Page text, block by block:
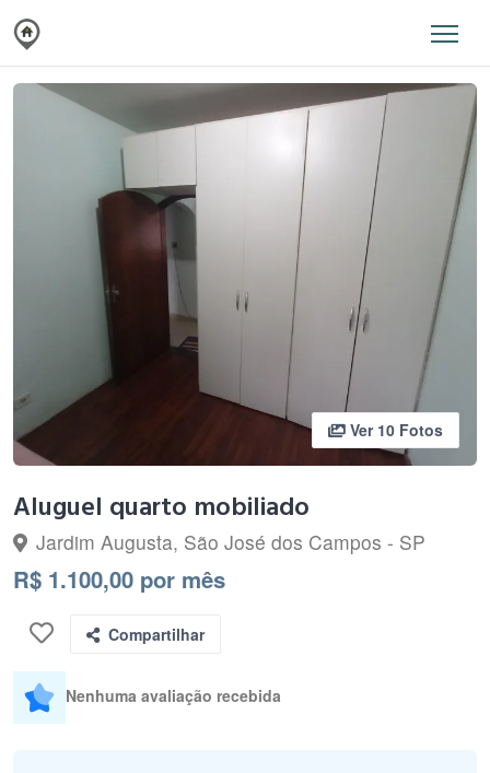
Ver 10 Fotos
Aluguel quarto mobiliado
Jardim Augusta, São José dos Campos - SP
R$ 1.100,00 por mês
Compartilhar
Nenhuma avaliação recebida